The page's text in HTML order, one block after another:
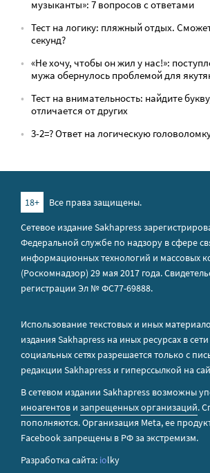
музыканты»: 7 вопросов с ответами
Тест на логику: пляжный отдых.
секунд?
«Не хочу, чтобы он жил у нас!»:
мужа обернулось проблемой для
Тест на внимательность: найдите
отличается от других
3-2=? Ответ на логическую
18+
Все права защищены.
Сетевое издание Sakhapress
Федеральной службе по надзору в сфере
информационных технологий и массовых
(Роскомнадзор) 29 мая 2017 года.
регистрации Эл № ФС77-69888.
Использование текстовых и иных
издания Sakhapress на иных ресурсах в
социальных сетях разрешается только с
редакции Sakhapress и гиперссылкой на
В сетевом издании Sakhapress возможны
иноагентов и запрещенных организаций.
пополняются. Организация Metа, ее
Facebook запрещены в РФ за экстремизм.
Разработка сайта: iolky